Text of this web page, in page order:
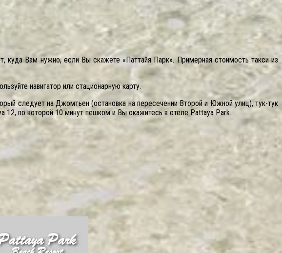
Вам нужно, если Вы скажете «Паттайя Парк». Примерная стоимость такси из
навигатор или стационарную карту.
следует на Джомтьен (остановка на пересечении Второй и Южной улиц), тук-тук
12, по которой 10 минут пешком и Вы окажитесь в отеле Pattaya Park.